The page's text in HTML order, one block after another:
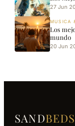
27 Jun
MUSICA
Los
mundo
20 Jun
SANDBEDS